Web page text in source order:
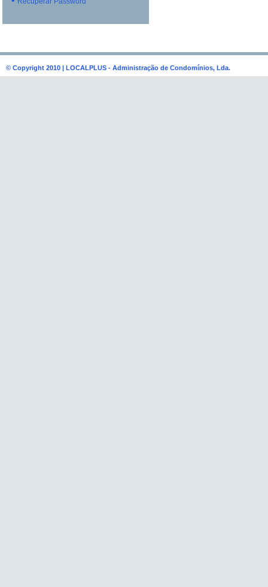
© Copyright 2010 | LOCALPLUS - Administração de Condomínios, Lda.